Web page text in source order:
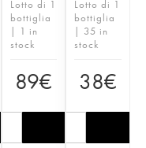
Lotto di 1
bottiglia
| 1 in
stock
89€
Lotto di 1
bottiglia
| 35 in
stock
38€